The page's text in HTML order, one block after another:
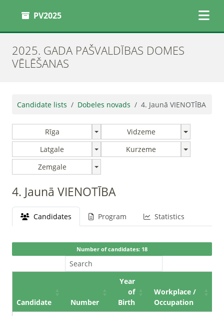
PV2025
2025. GADA PAŠVALDĪBAS DOMES
VĒLĒŠANAS
Candidate lists Dobeles novads 4. Jaunā VIENOTĪBA
Rīga
Vidzeme
Latgale
Kurzeme
Zemgale
4. Jaunā VIENOTĪBA
Candidates Program Statistics
Number of candidates: 18
Candidate Number
Year
of
Birth
Workplace /
Occupation